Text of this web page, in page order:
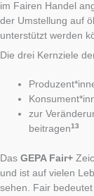
im Fairen Handel
der Umstellung auf
unterstützt werden
Die drei Kernziele
zur
beitragen13
Das GEPA Fair+
und ist auf vielen
sehen. Fair